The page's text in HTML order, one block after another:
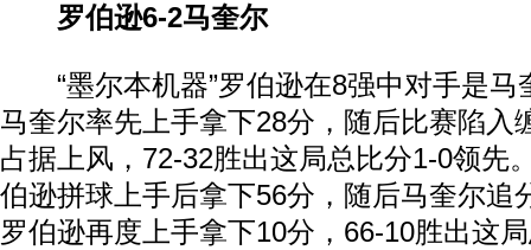
罗伯逊6-2马奎尔
“墨尔本机器”罗伯逊在8强中对手是马
马奎尔率先上手拿下28分，随后比赛陷入
占据上风，72-32胜出这局总比分1-0领先
伯逊拼球上手后拿下56分，随后马奎尔追
罗伯逊再度上手拿下10分，66-10胜出这